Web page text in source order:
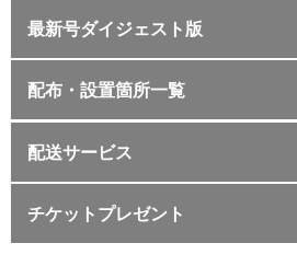
最新号ダイジェスト版
配布・設置箇所一覧
配送サービス
チケットプレゼント